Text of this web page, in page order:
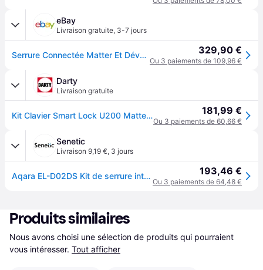
eBay
Livraison gratuite, 3-7 jours
Serrure Connectée Matter Et Déverrouillage Par Empreinte Digitale 329,90 €
Ou 3 paiements de 109,96 €
Darty
Livraison gratuite
Kit Clavier Smart Lock U200 Matter (Over Thread) - Argent 181,99 €
Ou 3 paiements de 60,66 €
Senetic
Livraison 9,19 €, 3 jours
Aqara EL-D02DS Kit de serrure intelligente U200 Argent EL-D02DS 193,46 €
Ou 3 paiements de 64,48 €
Produits similaires
Nous avons choisi une sélection de produits qui pourraient
vous intéresser. Tout afficher